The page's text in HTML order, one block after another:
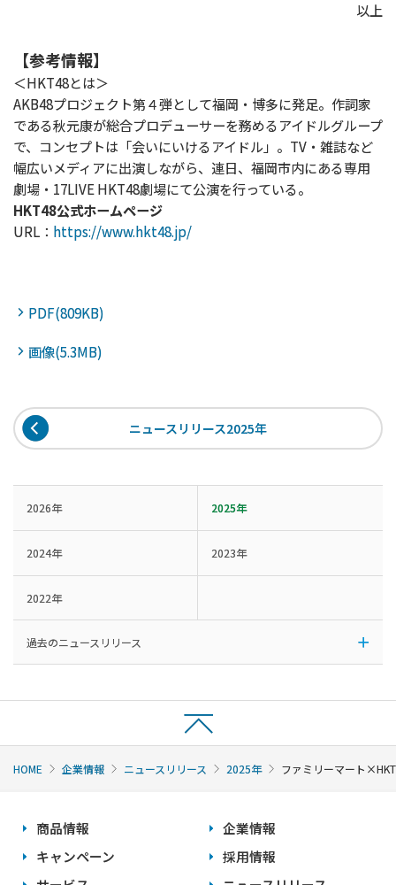
以上
【参考情報】
＜HKT48とは＞
AKB48プロジェクト第４弾として福岡・博多に発足。作詞家
である秋元康が総合プロデューサーを務めるアイドルグループ
で、コンセプトは「会いにいけるアイドル」。TV・雑誌など
幅広いメディアに出演しながら、連日、福岡市内にある専用
劇場・17LIVE HKT48劇場にて公演を行っている。
HKT48公式ホームページ
URL： https://www.hkt48.jp/
PDF(809KB)
画像(5.3MB)
ニュースリリース2025年
2026年 2025年
2024年 2023年
2022年
過去のニュースリリース
HOME 企業情報 ニュースリリース 2025年 ファミリーマート
商品情報
キャンペーン
企業情報
採用情報